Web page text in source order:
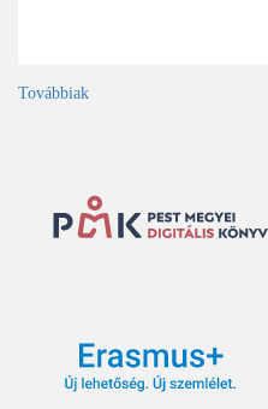
Továbbiak